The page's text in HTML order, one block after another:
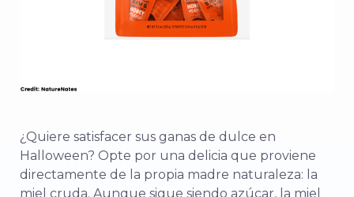
¿Quiere satisfacer sus ganas de dulce en
Halloween? Opte por una delicia que proviene
directamente de la propia madre naturaleza: la
miel cruda. Aunque sigue siendo azúcar, la miel